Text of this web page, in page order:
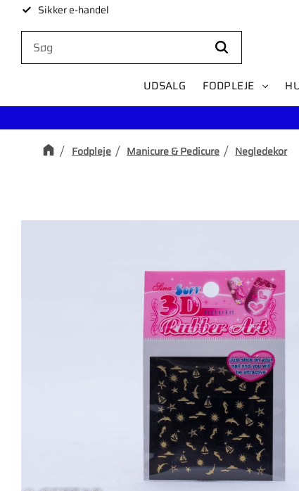
Sikker e-handel
UDSALG FODPLEJE
Fodpleje Manicure & Pedicure Negledekor